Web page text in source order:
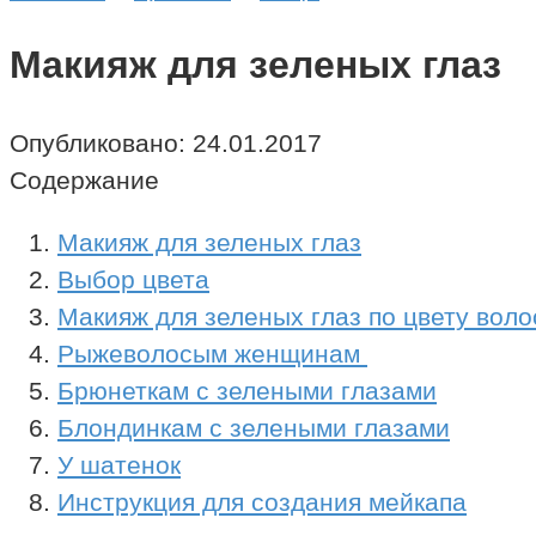
Макияж для зеленых глаз
Опубликовано: 24.01.2017
Содержание
Макияж для зеленых глаз
Выбор цвета
Макияж для зеленых глаз по цвету
Рыжеволосым женщинам
Брюнеткам с зелеными глазами
Блондинкам с зелеными глазами
У шатенок
Инструкция для создания мейкапа